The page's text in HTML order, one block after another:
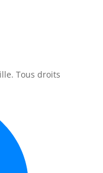
Tous droits